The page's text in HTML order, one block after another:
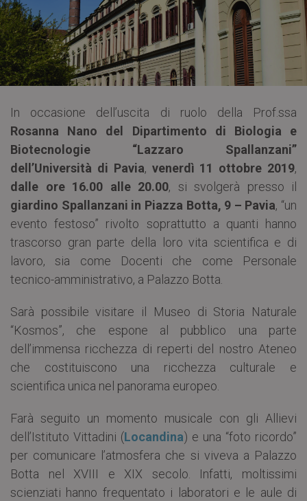
In occasione dell’uscita di ruolo della Prof.ssa
Rosanna Nano del Dipartimento di Biologia e
Biotecnologie “Lazzaro Spallanzani”
dell’Università di Pavia, venerdì 11 ottobre 2019,
dalle ore 16.00 alle 20.00, si svolgerà presso il
giardino Spallanzani in Piazza Botta, 9 – Pavia, “un
evento festoso” rivolto soprattutto a quanti hanno
trascorso gran parte della loro vita scientifica e di
lavoro, sia come Docenti che come Personale
tecnico-amministrativo, a Palazzo Botta.
Sarà possibile visitare il Museo di Storia Naturale
“Kosmos”, che espone al pubblico una parte
dell’immensa ricchezza di reperti del nostro Ateneo
che costituiscono una ricchezza culturale e
scientifica unica nel panorama europeo.
Farà seguito un momento musicale con gli Allievi
dell’Istituto Vittadini (Locandina) e una “foto ricordo”
per comunicare l’atmosfera che si viveva a Palazzo
Botta nel XVIII e XIX secolo. Infatti, moltissimi
scienziati hanno frequentato i laboratori e le aule di